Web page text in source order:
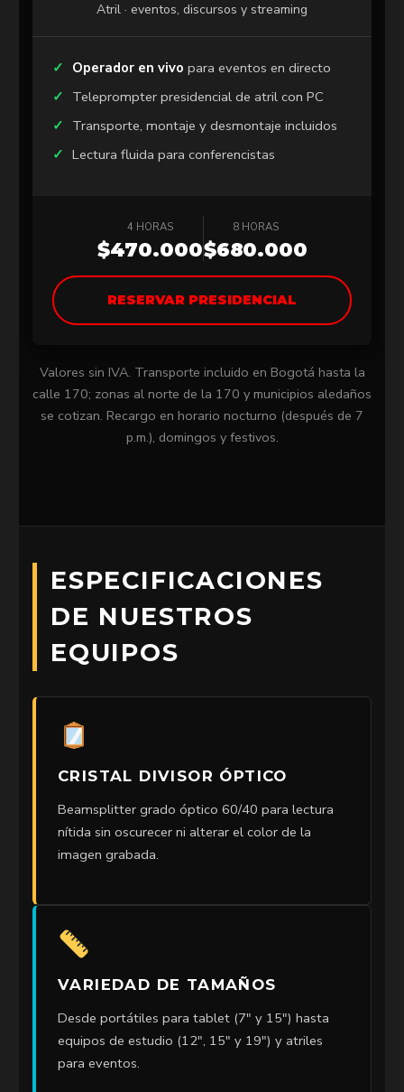
Atril · eventos, discursos y streaming
Operador en vivo para eventos en directo
Teleprompter presidencial de atril con PC
Transporte, montaje y desmontaje incluidos
Lectura fluida para conferencistas
4 HORAS
$470.000
8 HORAS
$680.000
RESERVAR PRESIDENCIAL
Valores sin IVA. Transporte incluido en Bogotá hasta la
calle 170; zonas al norte de la 170 y municipios aledaños
se cotizan. Recargo en horario nocturno (después de 7
p.m.), domingos y festivos.
ESPECIFICACIONES
DE NUESTROS
EQUIPOS
CRISTAL DIVISOR ÓPTICO
Beamsplitter grado óptico 60/40 para lectura
nítida sin oscurecer ni alterar el color de la
imagen grabada.
VARIEDAD DE TAMAÑOS
Desde portátiles para tablet (7″ y 15″) hasta
equipos de estudio (12″, 15″ y 19″) y atriles
para eventos.